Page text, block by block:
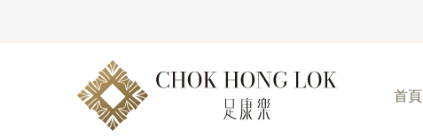
首頁